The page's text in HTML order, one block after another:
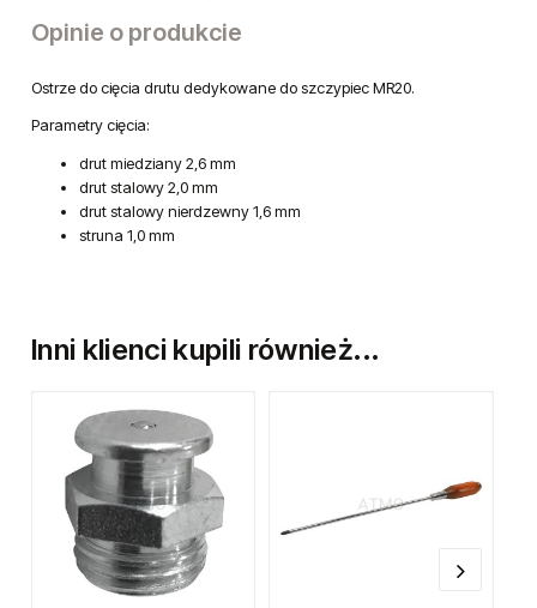
Opinie o produkcie
Ostrze do cięcia drutu dedykowane do szczypiec MR20.
Parametry cięcia:
drut miedziany 2,6 mm
drut stalowy 2,0 mm
drut stalowy nierdzewny 1,6 mm
struna 1,0 mm
Inni klienci kupili również...